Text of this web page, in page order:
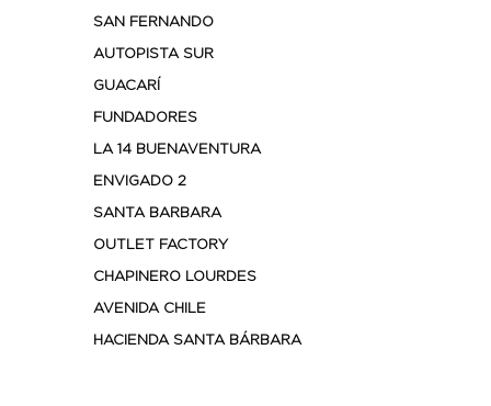
SAN FERNANDO
AUTOPISTA SUR
GUACARÍ
FUNDADORES
LA 14 BUENAVENTURA
ENVIGADO 2
SANTA BARBARA
OUTLET FACTORY
CHAPINERO LOURDES
AVENIDA CHILE
HACIENDA SANTA BÁRBARA